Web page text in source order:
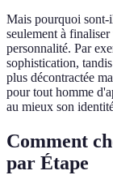
Mais pourquoi sont-
seulement à
personnalité. Par
sophistication,
plus décontractée
pour tout homme
au mieux son
Comment
par Étape